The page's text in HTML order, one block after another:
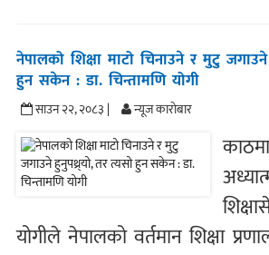
नेपालको शिक्षा माटो चिनाउने र मुटु
हुन सकेन : डा. चिन्तामणि योगी
साउन २२, २०८३ | न्यूज काराेबार
योगीले नेपालको वर्तमान शिक्षा